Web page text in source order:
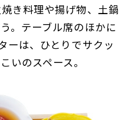
き料理や揚げ物、土鍋
。テーブル席のほかに
ーは、ひとりでサクッ
いのスペース。